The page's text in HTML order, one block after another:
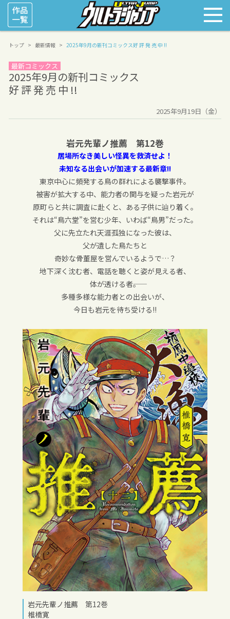
トップ 最新情報 2025年9月の新刊コミックス好 評 発 売 中 !!
最新コミックス
2025年9月の新刊コミックス
好 評 発 売 中 !!
2025年9月19日（金）
岩元先輩ノ推薦 第12巻
居場所なき美しい怪異を救済せよ！
未知なる出会いが加速する最新章!!
東京中心に頻発する鳥の群れによる襲撃事件。
被害が拡大する中、能力者の関与を疑った岩元が
原町らと共に調査に赴くと、ある子供に辿り着く。
それは“鳥六堂”を営む少年、いわば“鳥男”だった。
父に先立たれ天涯孤独になった彼は、
父が遺した鳥たちと
奇妙な骨董屋を営んでいるようで…？
地下深く沈む者、電話を聴くと姿が見える者、
体が透ける者――。
多種多様な能力者との出会いが、
今日も岩元を待ち受ける!!
岩元先輩ノ推薦 第12巻
椎橋寛